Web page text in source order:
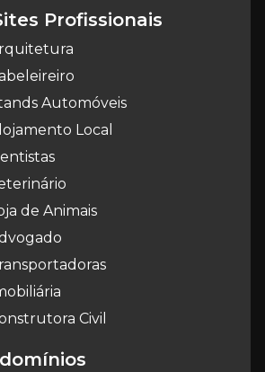
Profissionais
Automóveis
Local
de Animais
Civil